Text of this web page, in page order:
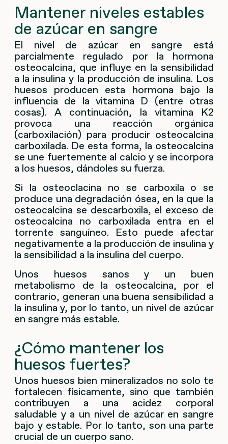
Mantener niveles estables
de azúcar en sangre
El nivel de azúcar en sangre está
parcialmente regulado por la hormona
osteocalcina, que influye en la sensibilidad
a la insulina y la producción de insulina. Los
huesos producen esta hormona bajo la
influencia de la vitamina D (entre otras
cosas). A continuación, la vitamina K2
provoca una reacción orgánica
(carboxilación) para producir osteocalcina
carboxilada. De esta forma, la osteocalcina
se une fuertemente al calcio y se incorpora
a los huesos, dándoles su fuerza.
Si la osteoclacina no se carboxila o se
produce una degradación ósea, en la que la
osteocalcina se descarboxila, el exceso de
osteocalcina no carboxilada entra en el
torrente sanguíneo. Esto puede afectar
negativamente a la producción de insulina y
la sensibilidad a la insulina del cuerpo.
Unos huesos sanos y un buen
metabolismo de la osteocalcina, por el
contrario, generan una buena sensibilidad a
la insulina y, por lo tanto, un nivel de azúcar
en sangre más estable.
¿Cómo mantener los
huesos fuertes?
Unos huesos bien mineralizados no solo te
fortalecen físicamente, sino que también
contribuyen a una acidez corporal
saludable y a un nivel de azúcar en sangre
bajo y estable. Por lo tanto, son una parte
crucial de un cuerpo sano.